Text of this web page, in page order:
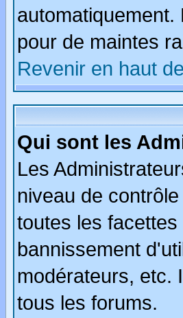
pour de maintes
Revenir en haut
Qui sont les
Les
niveau de
toutes les
bannissement
modérateurs, etc.
tous les forums.